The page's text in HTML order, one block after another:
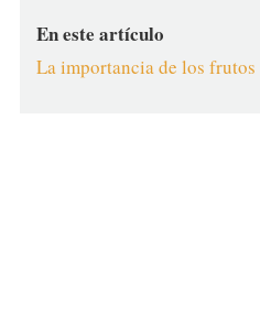
En este artículo
La importancia de los